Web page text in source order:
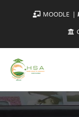
MOODLE